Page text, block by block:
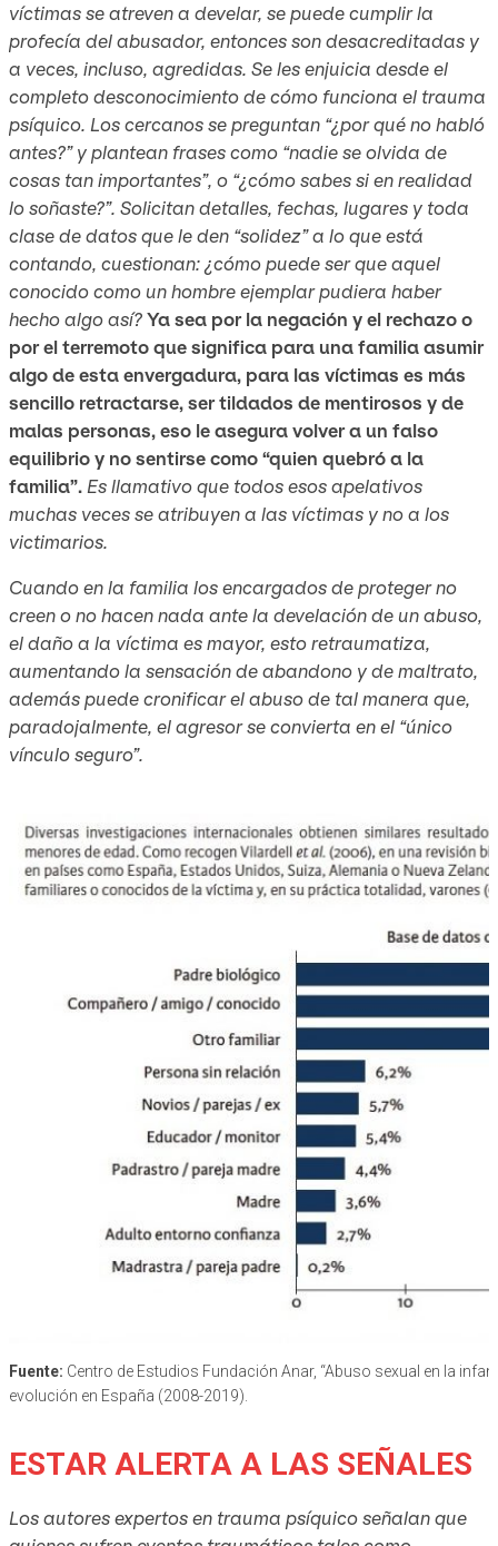
víctimas se atreven a develar, se puede cumplir la
profecía del abusador, entonces son desacreditadas y
a veces, incluso, agredidas. Se les enjuicia desde el
completo desconocimiento de cómo funciona el trauma
psíquico. Los cercanos se preguntan “¿por qué no habló
antes?” y plantean frases como “nadie se olvida de
cosas tan importantes”, o “¿cómo sabes si en realidad
lo soñaste?”. Solicitan detalles, fechas, lugares y toda
clase de datos que le den “solidez” a lo que está
contando, cuestionan: ¿cómo puede ser que aquel
conocido como un hombre ejemplar pudiera haber
hecho algo así?Ya sea por la negación y el rechazo o
por el terremoto que significa para una familia asumir
algo de esta envergadura, para las víctimas es más
sencillo retractarse, ser tildados de mentirosos y de
malas personas, eso le asegura volver a un falso
equilibrio y no sentirse como “quien quebró a la
familia”. Es llamativo que todos esos apelativos
muchas veces se atribuyen a las víctimas y no a los
victimarios.
Cuando en la familia los encargados de proteger no
creen o no hacen nada ante la develación de un abuso,
el daño a la víctima es mayor, esto retraumatiza,
aumentando la sensación de abandono y de maltrato,
además puede cronificar el abuso de tal manera que,
paradojalmente, el agresor se convierta en el “único
vínculo seguro”.
Fuente: Centro de Estudios Fundación Anar, “Abuso sexual en la
evolución en España (2008-2019).
ESTAR ALERTA A LAS SEÑALES
Los autores expertos en trauma psíquico señalan que